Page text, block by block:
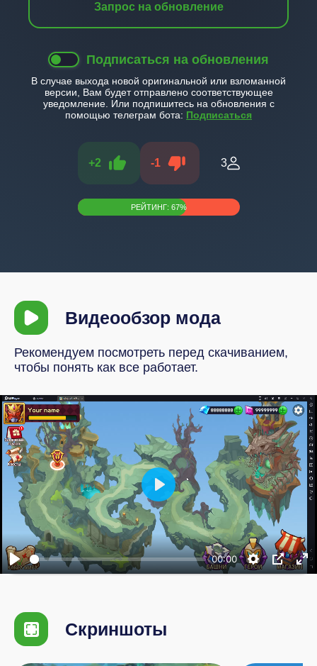
Запрос на обновление
Подписаться на обновления
В случае выхода новой оригинальной или взломанной
версии, Вам будет отправлено соответствующее
уведомление. Или подпишитесь на обновления с
помощью телеграм бота: Подписаться
+2 -1 3
РЕЙТИНГ: 67%
Видеообзор мода
Рекомендуем посмотреть перед скачиванием,
чтобы понять как все работает.
00:00
Воспроизвести
Скриншоты